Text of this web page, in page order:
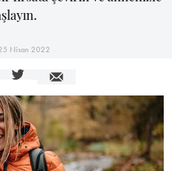
Nisan 2022